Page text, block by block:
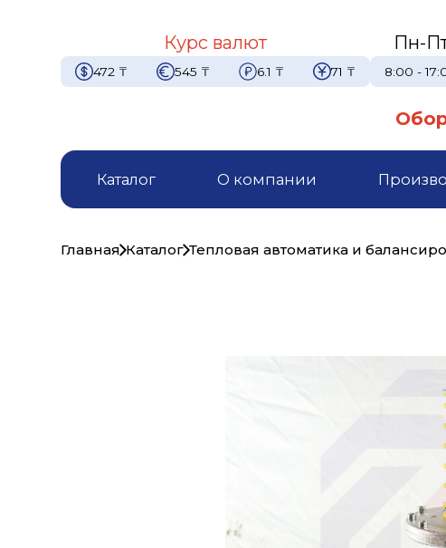
Курс валют
472 ₸ 545 ₸ 6.1 ₸ 71 ₸
Пн-
8:00 -
Каталог О компании
Главная Каталог Тепловая автоматика и